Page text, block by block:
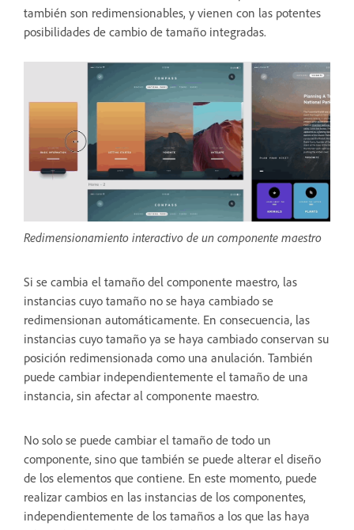
también son redimensionables, y vienen con las potentes
posibilidades de cambio de tamaño integradas.
Redimensionamiento interactivo de un componente maestro
Si se cambia el tamaño del componente maestro, las
instancias cuyo tamaño no se haya cambiado se
redimensionan automáticamente. En consecuencia, las
instancias cuyo tamaño ya se haya cambiado conservan su
posición redimensionada como una anulación. También
puede cambiar independientemente el tamaño de una
instancia, sin afectar al componente maestro.
No solo se puede cambiar el tamaño de todo un
componente, sino que también se puede alterar el diseño
de los elementos que contiene. En este momento, puede
realizar cambios en las instancias de los componentes,
independientemente de los tamaños a los que las haya